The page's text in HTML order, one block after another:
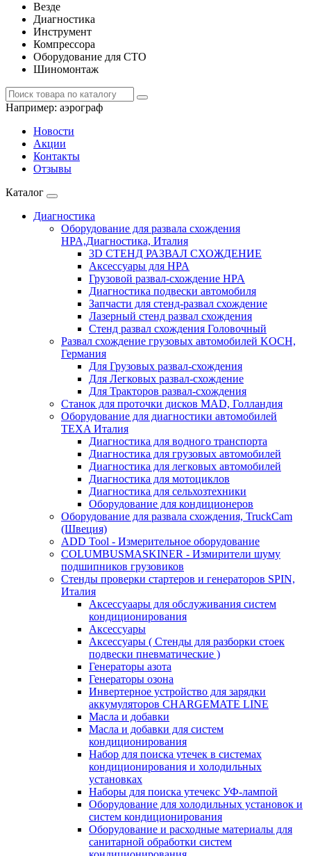
Везде
Диагностика
Инструмент
Компрессора
Оборудование для СТО
Шиномонтаж
Например: аэрограф
Новости
Акции
Контакты
Отзывы
Каталог
Диагностика
Оборудование для развала схождения
HPA,Диагностика, Италия
3D СТЕНД РАЗВАЛ СХОЖДЕНИЕ
Аксессуары для HPA
Грузовой развал-схождение HPA
Диагностика подвески автомобиля
Запчасти для стенд-развал схождение
Лазерный стенд развал схождения
Стенд развал схождения Головочный
Развал схождение грузовых автомобилей KOCH,
Германия
Для Грузовых развал-схождения
Для Легковых развал-схождение
Для Тракторов развал-схождения
Станок для проточки дисков MAD, Голландия
Оборудование для диагностики автомобилей
TEXA Италия
Диагностика для водного транспорта
Диагностика для грузовых автомобилей
Диагностика для легковых автомобилей
Диагностика для мотоциклов
Диагностика для сельхозтехники
Оборудование для кондиционеров
Оборудование для развала схождения, TruckCam
(Швеция)
ADD Tool - Измерительное оборудование
COLUMBUSMASKINER - Измирители шуму
подшипников грузовиков
Стенды проверки стартеров и генераторов SPIN,
Италия
Аксессуаары для обслуживания систем
кондиционирования
Аксессуары
Аксессуары ( Стенды для разборки стоек
подвески пневматические )
Генераторы азота
Генераторы озона
Инвертерное устройство для зарядки
аккумуляторов CHARGEMATE LINE
Масла и добавки
Масла и добавки для систем
кондиционирования
Набор для поиска утечек в системах
кондиционирования и холодильных
установках
Наборы для поиска утечекс УФ-лампой
Оборудование для холодильных установок и
систем кондиционирования
Оборудование и расходные материалы для
санитарной обработки систем